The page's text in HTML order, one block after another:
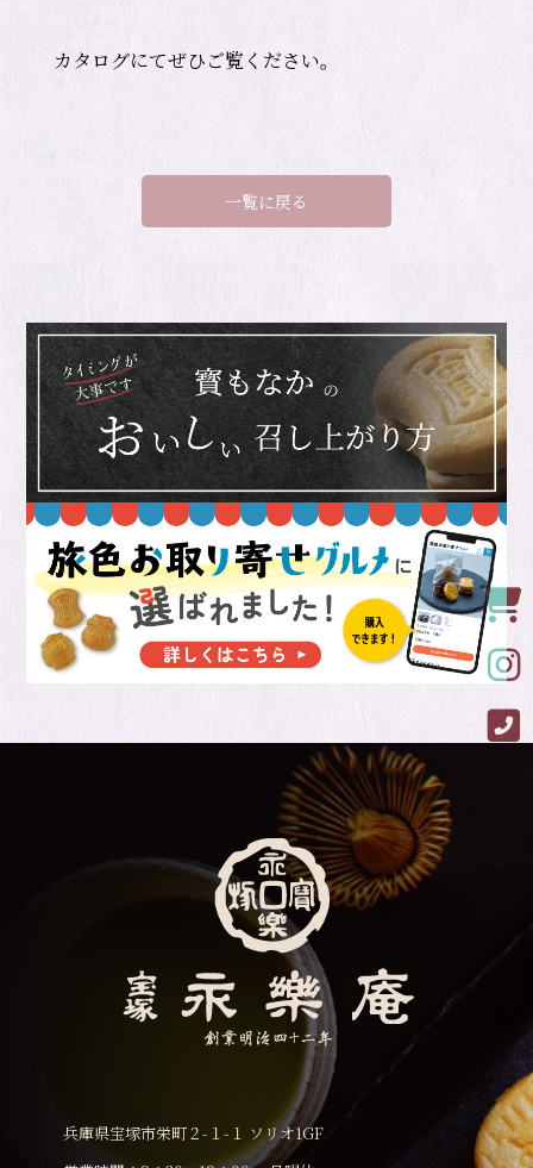
カタログにてぜひご覧ください。
一覧に戻る
兵庫県宝塚市栄町２-１-１ ソリオ1GF